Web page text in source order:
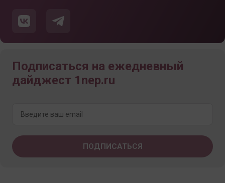
Подписаться на ежедневный
дайджест 1nep.ru